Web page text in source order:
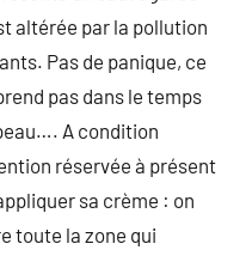
altérée par la pollution
Pas de panique, ce
pas dans le temps
A condition
réservée à présent
sa crème : on
toute la zone qui